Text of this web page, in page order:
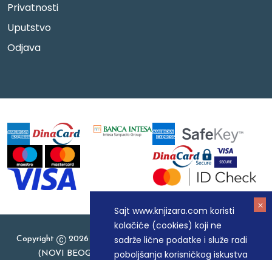
Sajt www.knjizara.com koristi
kolačiće (cookies) koji ne
sadrže lične podatke i služe radi
poboljšanja korisničkog iskustva
Privatnosti
Uputstvo
Odjava
Copyright
2026 Knjizara.com - MAKART DOO BEOGRAD
(NOVI BEOGRAD), PIB: 105184104, MB: 20337524